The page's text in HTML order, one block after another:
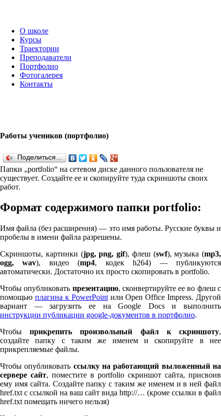
О школе
Курсы
Траектории
Преподаватели
Портфолио
Фотогалерея
Контакты
Работы учеников (портфолио)
Поделиться…
Папки „port­fo­lio“ на сетевом диске данного пользователя не
существует. Создайте ее и скопируйте туда скриншоты своих
работ.
Формат содержимого папки port­fo­lio:
Имя файла (без расширения) — это имя работы. Русские буквы и
пробелы в имени файла разрешены.
Скриншоты, картинки (jpg, png, gif), флеш (swf), музыка (mp3,
ogg, wav), видео (mp4, кодек h264) — публикуются
автоматически. Достаточно их просто скопировать в port­fo­lio.
Чтобы опубликовать презентацию, сконвертируйте ее во флеш с
помощью плагина к Pow­er­Pointили Open Office Impress. Другой
вариант — загрузить ее на Google Docs и выполнить
инструкции публикации google-документов в портфолио.
Чтобыприкрепить произвольный файл к скриншоту,
создайте папку с таким же именем и скопируйте в нее
прикрепляемые файлы.
Чтобы опубликовать ссылку на работающий выложенный на
сервере сайт, поместите в port­fo­lio скриншот сайта, присвоив
ему имя сайта. Создайте папку с таким же именем и в ней файл
href.txt с ссылкой на ваш сайт вида http://… (кроме ссылки в файл
href.txt помещать ничего нельзя)